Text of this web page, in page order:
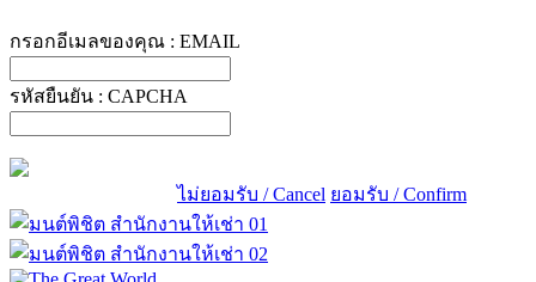
กรอกอีเมลของคุณ : EMAIL
รหัสยืนยัน : CAPCHA
ไม่ยอมรับ / Cancel ยอมรับ / Confirm